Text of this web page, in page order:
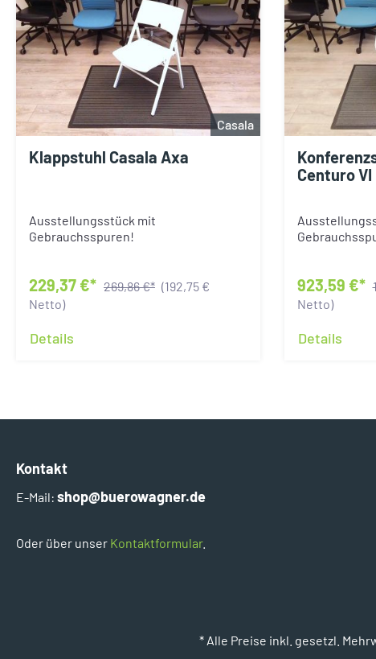
Casala
Klappstuhl Casala Axa
Ausstellungsstück mit
Gebrauchsspuren!
229,37 €* 269,86 €* (192,75 €
Netto)
Details
Centuro VI
923,59 €*
Netto)
Details
Kontakt
E-Mail: shop@buerowagner.de
Oder über unser Kontaktformular.
* Alle Preise inkl. gesetzl.